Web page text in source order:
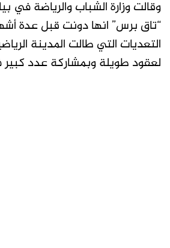
وقالت وزارة الشباب والرياضة في
“تاق برس” انها دونت قبل عدة
التعديات التي طالت المدينة
لعقود طويلة وبمشاركة عدد كبير